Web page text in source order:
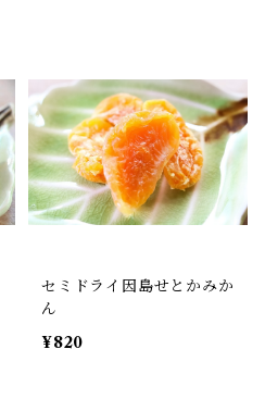
セミドライ因島せとかみか
ん
¥820